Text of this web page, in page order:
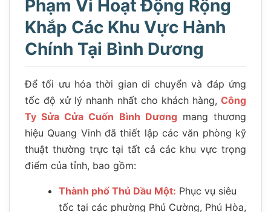
Phạm Vi Hoạt Động Rộng
Khắp Các Khu Vực Hành
Chính Tại Bình Dương
Để tối ưu hóa thời gian di chuyển và đáp ứng
tốc độ xử lý nhanh nhất cho khách hàng, Công
Ty Sửa Cửa Cuốn Bình Dươngmang thương
hiệu Quang Vinh đã thiết lập các văn phòng kỹ
thuật thường trực tại tất cả các khu vực trọng
điểm của tỉnh, bao gồm:
Thành phố Thủ Dầu Một: Phục vụ siêu
tốc tại các phường Phú Cường, Phú Hòa,